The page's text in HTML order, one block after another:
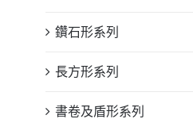
鑽石形系列
長方形系列
書卷及盾形系列